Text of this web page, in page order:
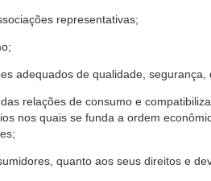
representativas;
de qualidade, segurança,
relações de consumo e
nos quais se funda a ordem
quanto aos seus direitos e